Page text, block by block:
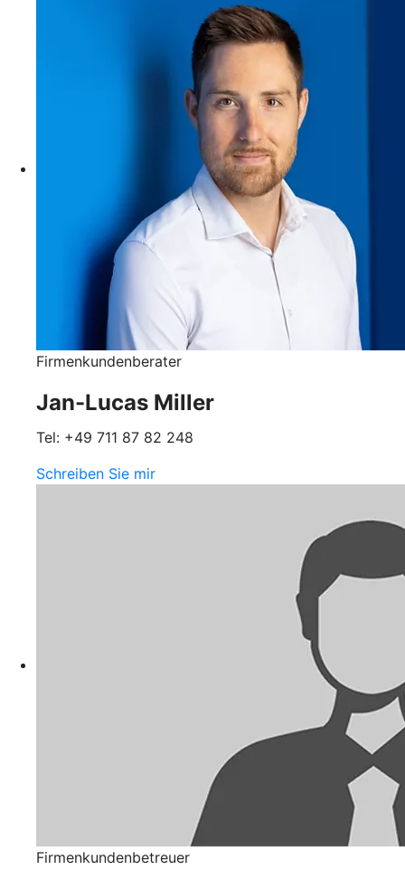
Firmenkundenberater
Jan-Lucas Miller
Tel: +49 711 87 82 248
Schreiben Sie mir
Firmenkundenbetreuer